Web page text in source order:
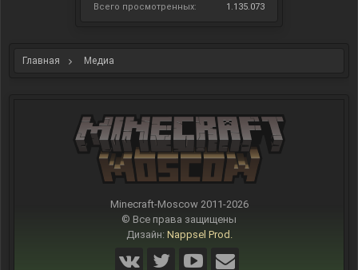
Всего просмотренных:
1.135.073
Главная Медиа
Minecraft-Moscow 2011-2026
© Все права защищены
Дизайн: Nappsel Prod.